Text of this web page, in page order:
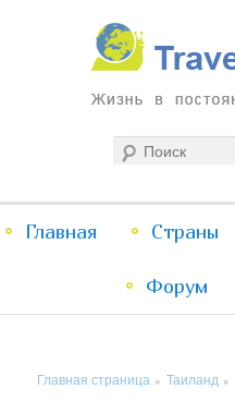
Traveliving
Жизнь в постоянном путешествии
менюГлавная Страны
Форум
Главная страница »Таиланд »